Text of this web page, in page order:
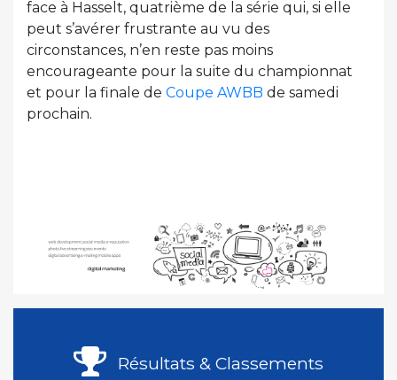
face à Hasselt, quatrième de la série qui, si elle
peut s’avérer frustrante au vu des
circonstances, n’en reste pas moins
encourageante pour la suite du championnat
et pour la finale de Coupe AWBB de samedi
prochain.
Résultats & Classements